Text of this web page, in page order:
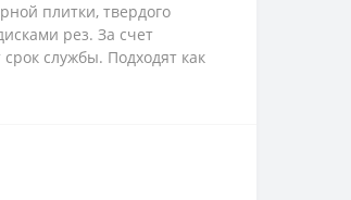
плитки, твердого
рез. За счет
службы. Подходят как